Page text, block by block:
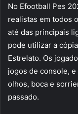
No Efootball Pes
realistas em todos
até das principais
pode utilizar a
Estrelato. Os
jogos de console,
olhos, boca e
passado.